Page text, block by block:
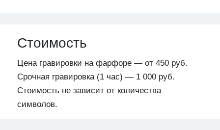
Стоимость
Цена гравировки на фарфоре — от 450 руб.
Срочная гравировка (1 час) — 1 000 руб.
Стоимость не зависит от количества
символов.